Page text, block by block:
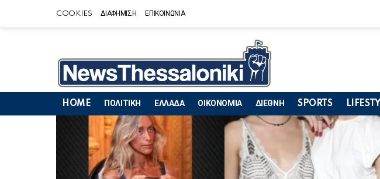
COOKIES ΔΙΑΦΗΜΙΣΗ ΕΠΙΚΟΙΝΩΝΙΑ
HOME ΠΟΛΙΤΙΚΗ ΕΛΛΑΔΑ ΟΙΚΟΝΟΜΙΑ ΔΙΕΘΝΗ SPORTS